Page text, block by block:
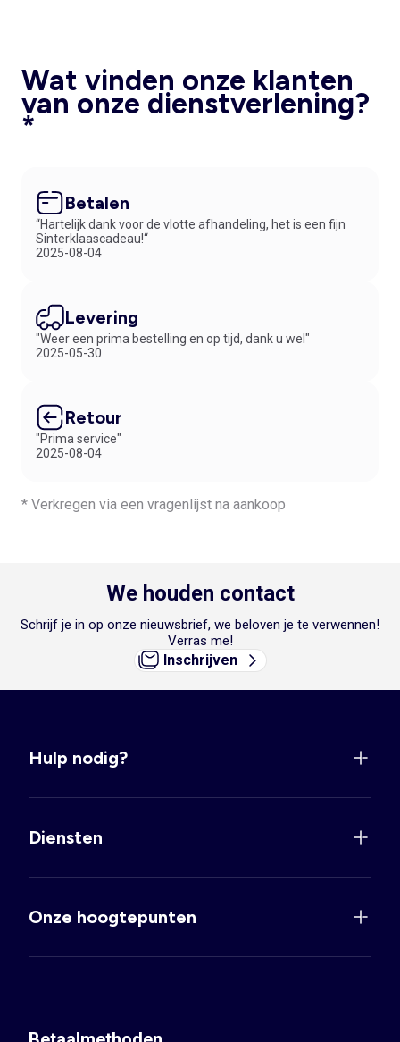
Wat vinden onze klanten
van onze dienstverlening?
*
Betalen
“Hartelijk dank voor de vlotte afhandeling, het is een fijn
Sinterklaascadeau!“
2025-08-04
Levering
"Weer een prima bestelling en op tijd, dank u wel"
2025-05-30
Retour
"Prima service"
2025-08-04
* Verkregen via een vragenlijst na aankoop
We houden contact
Schrijf je in op onze nieuwsbrief, we beloven je te verwennen!
Verras me!
Inschrijven
Hulp nodig?
Diensten
Onze hoogtepunten